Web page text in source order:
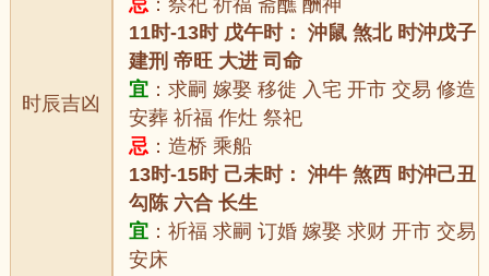
时辰吉凶
忌 ：祭祀 祈福 斋醮 酬神
11时-13时 戊午时： 沖鼠 煞北 时沖戊子
建刑 帝旺 大进 司命
宜 ：求嗣 嫁娶 移徙 入宅 开市 交易 修造
安葬 祈福 作灶 祭祀
忌 ：造桥 乘船
13时-15时 己未时： 沖牛 煞西 时沖己丑
勾陈 六合 长生
宜 ：祈福 求嗣 订婚 嫁娶 求财 开市 交易
安床